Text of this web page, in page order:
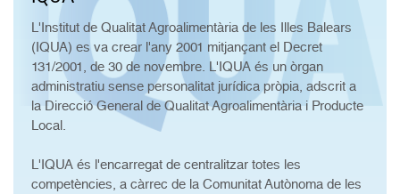
L'Institut de Qualitat Agroalimentària de les Illes Balears
(IQUA) es va crear l'any 2001 mitjançant el Decret
131/2001, de 30 de novembre. L'IQUA és un òrgan
administratiu sense personalitat jurídica pròpia, adscrit a
la Direcció General de Qualitat Agroalimentària i Producte
Local.
L'IQUA és l'encarregat de centralitzar totes les
competències, a càrrec de la Comunitat Autònoma de les